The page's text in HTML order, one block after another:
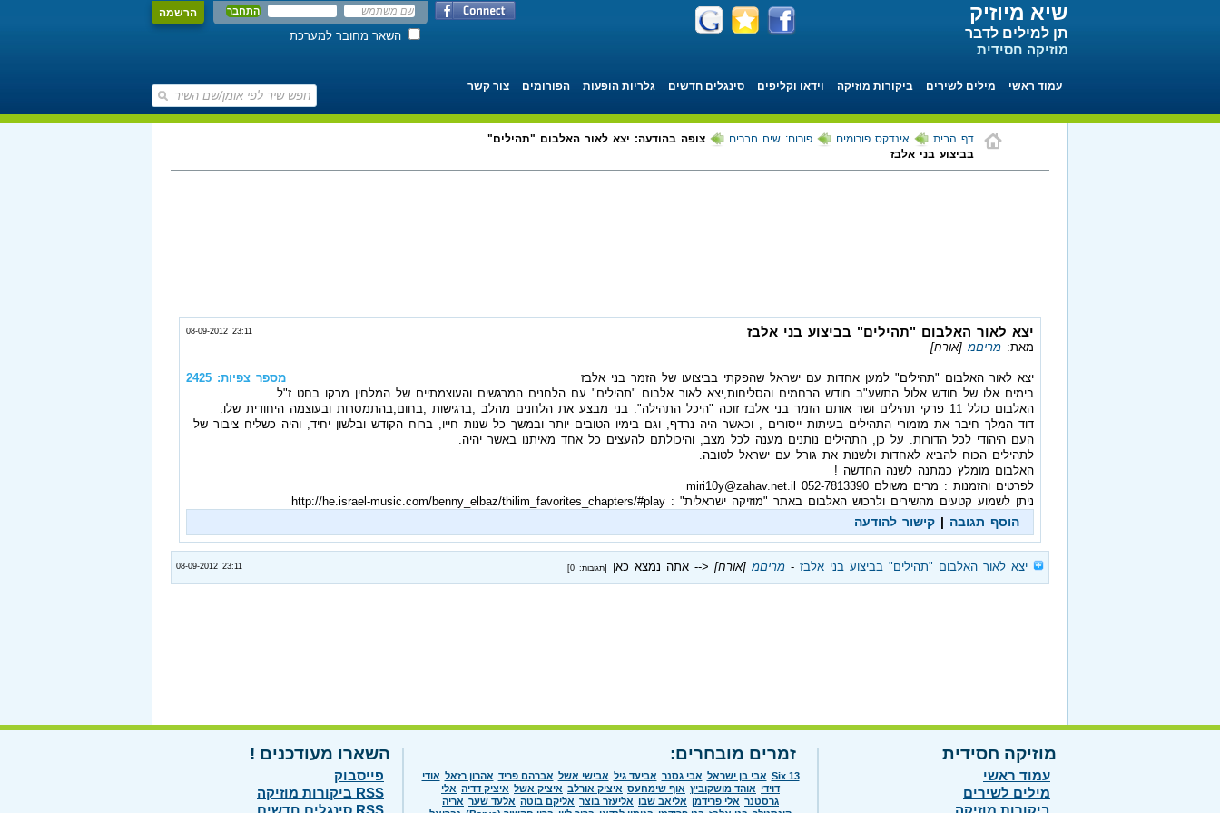
הרשמה
השאר מחובר למערכת
שיא מיוזיק
תן למילים לדבר
מוזיקה חסידית
עמוד ראשי מילים לשירים ביקורות מוזיקה וידאו וקליפים סינגלים חדשים גלריות הופעות הפורומים צור קשר
דף הבית אינדקס פורומים פורום: שיח חברים
צופה בהודעה: יצא לאור האלבום "תהילים"
בביצוע בני אלבז
08-09-2012 23:11 יצא לאור האלבום "תהילים" בביצוע בני אלבז
מאת: מריםמ [אורח]
מספר צפיות: 2425
יצא לאור האלבום "תהילים" למען אחדות עם ישראל שהפקתי בביצועו של הזמר בני אלבז
בימים אלו של חודש אלול התשע"ב חודש הרחמים והסליחות,יצא לאור אלבום "תהילים" עם הלחנים המרגשים והעוצמתיים של המלחין מרקו בחט ז"ל .
האלבום כולל 11 פרקי תהילים ושר אותם הזמר בני אלבז זוכה "היכל התהילה". בני מבצע את הלחנים מהלב ,ברגישות ,בחום,בהתמסרות ובעוצמה היחודית שלו.
דוד המלך חיבר את מזמורי התהילים בעיתות ייסורים , וכאשר היה נרדף, וגם בימיו הטובים יותר ובמשך כל שנות חייו, ברוח הקודש ובלשון יחיד, והיה כשליח ציבור של
העם היהודי לכל הדורות. על כן, התהילים נותנים מענה לכל מצב, והיכולתם להעצים כל אחד מאיתנו באשר יהיה.
לתהילים הכוח להביא לאחדות ולשנות את גורל עם ישראל לטובה.
האלבום מומלץ כמתנה לשנה החדשה !
לפרטים והזמנות : מרים משולם 052-7813390 miri10y@zahav.net.il
ניתן לשמוע קטעים מהשירים ולרכוש האלבום באתר "מוזיקה ישראלית" : http://he.israel-music.com/benny_elbaz/thilim_favorites_chapters/#play
הוסף תגובה | קישור להודעה
יצא לאור האלבום "תהילים" בביצוע בני אלבז ‏ - ‏ מריםמ [אורח] <-- אתה נמצא כאן [תגובות: 0] 08-09-2012 23:11
מוזיקה חסידית
עמוד ראשי
מילים לשירים
ביקורות מוזיקה
זמרים מובחרים:
Six 13 אבי בן ישראל אבי גסנר אביעד גיל אבישי אשל אברהם פריד אהרון רזאל אודי
דוידי אוהד מושקוביץ אוף שימחעס איציק אורלב איציק אשל איציק דדיה אלי
גרסטנר אלי פרידמן אליאב שבו אליעזר בוצר אליקם בוטה אלעד שער אריה
השארו מעודכנים !
פייסבוק
RSS ביקורות מוזיקה
RSS סינגלים חדשים